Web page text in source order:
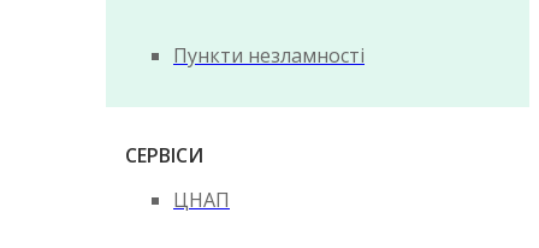
Пункти незламності
СЕРВІСИ
ЦНАП